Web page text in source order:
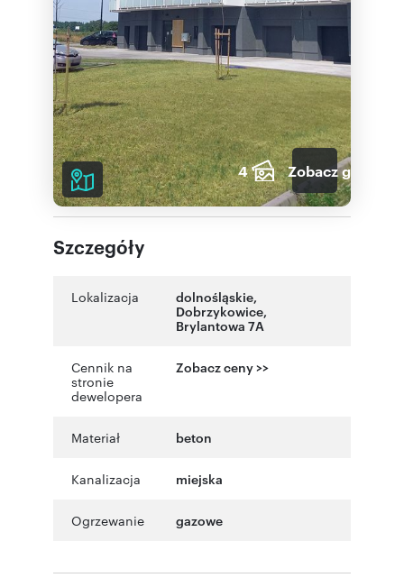
4 Zobacz galerię
Szczegóły
Lokalizacja dolnośląskie,
Dobrzykowice,
Brylantowa 7A
Cennik na
stronie
dewelopera
Zobacz ceny >>
Materiał beton
Kanalizacja miejska
Ogrzewanie gazowe